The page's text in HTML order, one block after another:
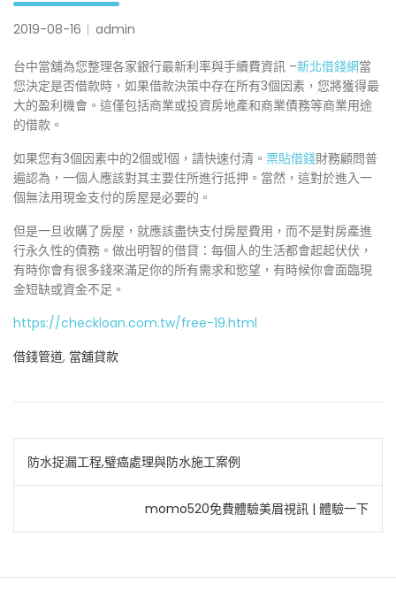
2019-08-16 admin
台中當舖為您整理各家銀行最新利率與手續費資訊 –新北借錢網當
您決定是否借款時，如果借款決策中存在所有3個因素，您將獲得最
大的盈利機會。這僅包括商業或投資房地產和商業債務等商業用途
的借款。
如果您有3個因素中的2個或1個，請快速付清。 票貼借錢財務顧問普
遍認為，一個人應該對其主要住所進行抵押。當然，這對於進入一
個無法用現金支付的房屋是必要的。
但是一旦收購了房屋，就應該盡快支付房屋費用，而不是對房產進
行永久性的債務。做出明智的借貸：每個人的生活都會起起伏伏，
有時你會有很多錢來滿足你的所有需求和慾望，有時候你會面臨現
金短缺或資金不足。
https://checkloan.com.tw/free-19.html
借錢管道, 當舖貸款
文
章
導
覽
防水捉漏工程,璧癌處理與防水施工案例
momo520免費體驗美眉視訊 | 體驗一下‎